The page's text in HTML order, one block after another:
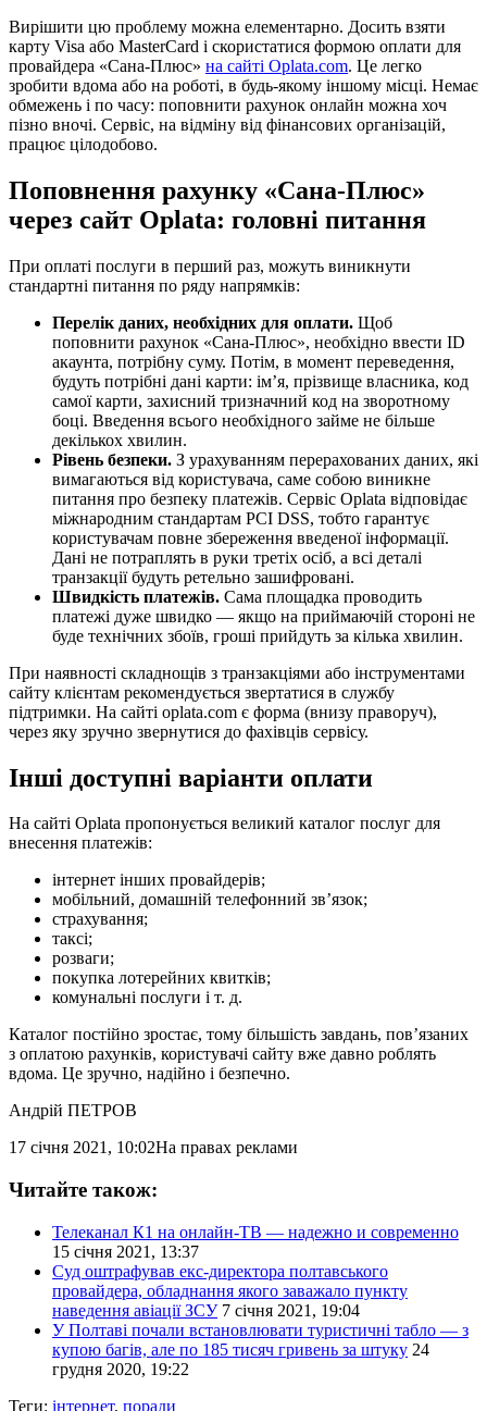
Вирішити цю проблему можна елементарно. Досить взяти
карту Visa або MasterCard і скористатися формою оплати для
провайдера «Сана-Плюс» на сайті Oplata.com. Це легко
зробити вдома або на роботі, в будь-якому іншому місці. Немає
обмежень і по часу: поповнити рахунок онлайн можна хоч
пізно вночі. Сервіс, на відміну від фінансових організацій,
працює цілодобово.
Поповнення рахунку «Сана-Плюс»
через сайт Oplata: головні питання
При оплаті послуги в перший раз, можуть виникнути
стандартні питання по ряду напрямків:
Перелік даних, необхідних для оплати. Щоб
поповнити рахунок «Сана-Плюс», необхідно ввести ID
акаунта, потрібну суму. Потім, в момент переведення,
будуть потрібні дані карти: ім’я, прізвище власника, код
самої карти, захисний тризначний код на зворотному
боці. Введення всього необхідного займе не більше
декількох хвилин.
Рівень безпеки. З урахуванням перерахованих даних, які
вимагаються від користувача, саме собою виникне
питання про безпеку платежів. Сервіс Oplata відповідає
міжнародним стандартам PCI DSS, тобто гарантує
користувачам повне збереження введеної інформації.
Дані не потраплять в руки третіх осіб, а всі деталі
транзакції будуть ретельно зашифровані.
Швидкість платежів. Сама площадка проводить
платежі дуже швидко — якщо на приймаючій стороні не
буде технічних збоїв, гроші прийдуть за кілька хвилин.
При наявності складнощів з транзакціями або інструментами
сайту клієнтам рекомендується звертатися в службу
підтримки. На сайті oplata.com є форма (внизу праворуч),
через яку зручно звернутися до фахівців сервісу.
Інші доступні варіанти оплати
На сайті Oplata пропонується великий каталог послуг для
внесення платежів:
інтернет інших провайдерів;
мобільний, домашній телефонний зв’язок;
страхування;
таксі;
розваги;
покупка лотерейних квитків;
комунальні послуги і т. д.
Каталог постійно зростає, тому більшість завдань, пов’язаних
з оплатою рахунків, користувачі сайту вже давно роблять
вдома. Це зручно, надійно і безпечно.
Андрій ПЕТРОВ
17 січня 2021, 10:02На правах реклами
Читайте також:
Телеканал К1 на онлайн-ТВ — надежно и современно
15 січня 2021, 13:37
Суд оштрафував екс-директора полтавського
провайдера, обладнання якого заважало пункту
наведення авіації ЗСУ 7 січня 2021, 19:04
У Полтаві почали встановлювати туристичні табло — з
купою багів, але по 185 тисяч гривень за штуку 24
грудня 2020, 19:22
Теги: інтернет, поради